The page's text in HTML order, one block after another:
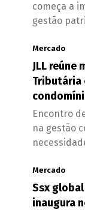
começa a
gestão
Mercado
JLL reúne
Tributária
Encontro
na gestão
Mercado
Ssx
inaugura